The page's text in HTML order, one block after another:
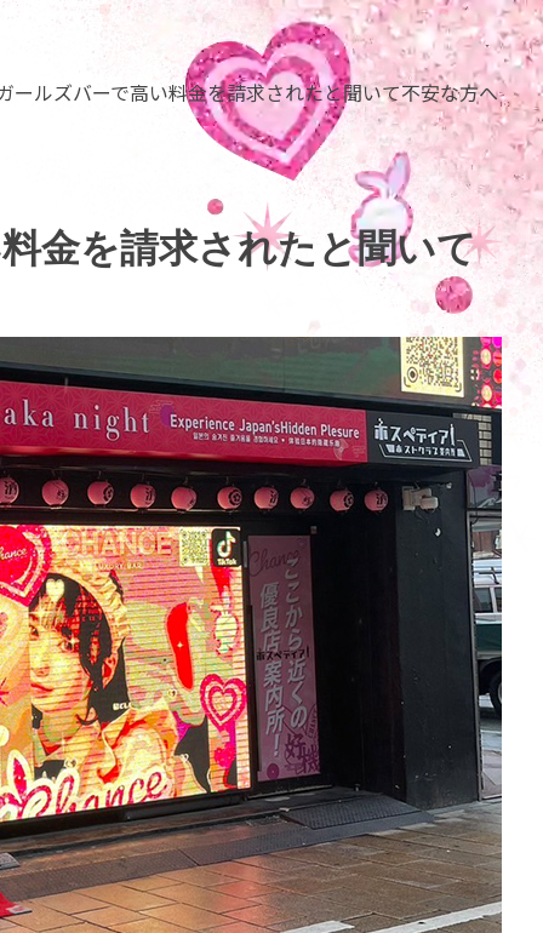
ールズバーで高い料金を請求されたと聞いて不安な方へ
金を請求されたと聞いて